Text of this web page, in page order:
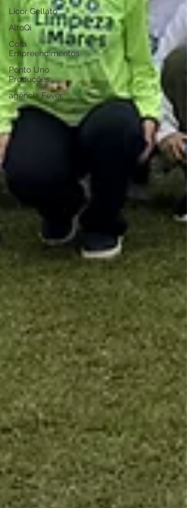
Licor Gellato
AltoQi
Cota
Empreendimentos
Ponto Uno
Produções
agência Fever